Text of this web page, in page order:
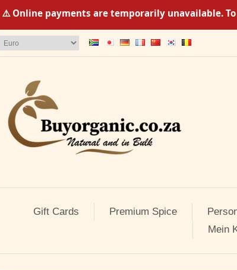
⚠️ Online payments are temporarily unavailable.
Gift Cards Premium Spice
Mein